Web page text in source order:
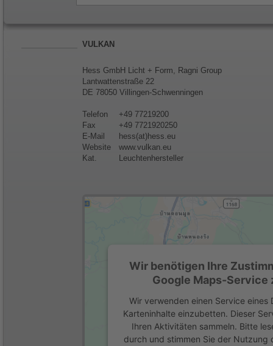
VULKAN
Hess GmbH Licht + Form, Ragni Group
Lantwattenstraße 22
DE 78050 Villingen-Schwenningen
Telefon
+49 77219200
Fax
+49 7721920250
E-Mail
hess(at)hess.eu
Website
www.vulkan.eu
Kat.
Leuchtenhersteller
Wir benötigen Ihre
Google Maps-Service
Wir verwenden einen Service eines
Karteninhalte einzubetten. Dieser
Ihren Aktivitäten sammeln. Bitte
durch und stimmen Sie der Nutzung